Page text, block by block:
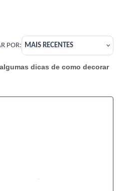
POR: MAIS RECENTES
dicas de como decorar